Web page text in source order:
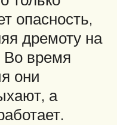
опасность,
дремоту на
Во время
они
а